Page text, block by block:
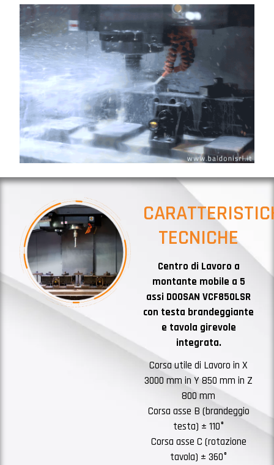
TECNICHE
Centro di Lavoro a
montante mobile a 5
assi DOOSAN VCF850LSR
con testa brandeggiante
e tavola girevole
integrata.
Corsa utile di Lavoro in X
3000 mm in Y 850 mm in Z
800 mm
Corsa asse B (brandeggio
testa) ± 110°
Corsa asse C (rotazione
tavola) ± 360°